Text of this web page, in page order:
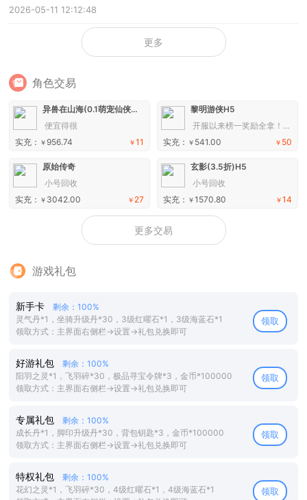
2026-05-11 12:12:48
更多
角色交易
异兽在山海(0.1萌宠仙侠高爆版)H5
便宜得很
￥11
实充： ￥956.74
黎明游侠H5
开服以来榜一奖励全拿！换游玩！拿去
￥ 50
实充： ￥ 541.00
原始传奇
小号回收
￥ 27
实充： ￥ 3042.00
玄影(3.5折)H5
小号回收
￥14
实充： ￥1570.80
更多交易
游戏礼包
新手卡
剩余：100%
灵气丹*1，坐骑升级丹*30，3级红曜石*1，3级海蓝石*1
领取方式：主界面右侧栏→设置→礼包兑换即可
领取
好游礼包
剩余：100%
阳羽之灵*1，飞羽碎*30，极品寻宝令牌*3，金币*100000
领取方式：主界面右侧栏→设置→礼包兑换即可
领取
专属礼包
剩余：100%
成长丹*1，脚印升级丹*30，背包钥匙*3，金币*100000
领取方式：主界面右侧栏→设置→礼包兑换即可
领取
特权礼包
剩余：100%
花幻之灵*1，飞羽碎*30，4级红曜石*1，4级海蓝石*1
领取